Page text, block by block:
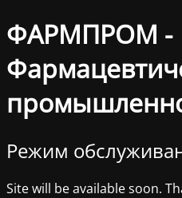
ФАРМПРОМ -
Режим
Site will be available soon.